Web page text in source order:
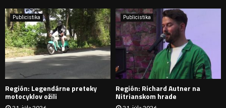
i
e
:
H
D
Publicistika
Región: Legendárne preteky
motocyklov ožili
Publicistika
Región: Richard Autner na
Nitrianskom hrade